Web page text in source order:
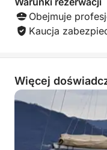
Obejmuje
Kaucja
Więcej